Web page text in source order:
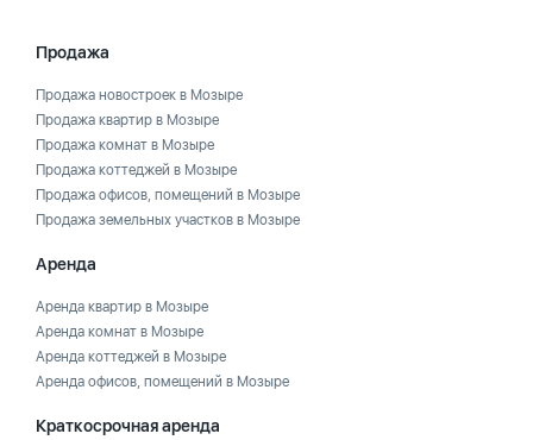
Продажа
Продажа новостроек в Мозыре
Продажа квартир в Мозыре
Продажа комнат в Мозыре
Продажа коттеджей в Мозыре
Продажа офисов, помещений в Мозыре
Продажа земельных участков в Мозыре
Аренда
Аренда квартир в Мозыре
Аренда комнат в Мозыре
Аренда коттеджей в Мозыре
Аренда офисов, помещений в Мозыре
Краткосрочная аренда